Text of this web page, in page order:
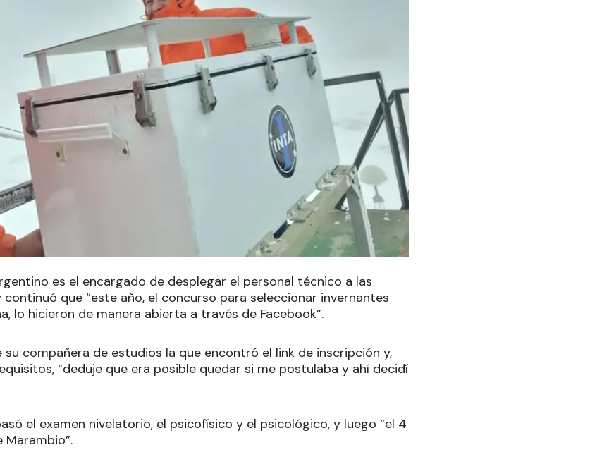
es el encargado de desplegar el personal técnico a las
continuó que “este año, el concurso para seleccionar invernantes
lo hicieron de manera abierta a través de Facebook”.
su compañera de estudios la que encontró el link de inscripción y,
“deduje que era posible quedar si me postulaba y ahí decidí
el examen nivelatorio, el psicofísico y el psicológico, y luego “el 4
Marambio”.